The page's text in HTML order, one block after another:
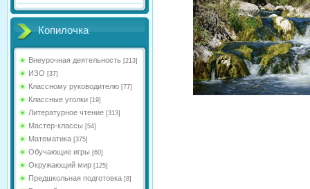
Копилочка
Внеурочная деятельность [213]
ИЗО [37]
Классному руководителю [77]
Классные уголки [19]
Литературное чтение [313]
Мастер-классы [54]
Математика [375]
Обучающие игры [60]
Окружающий мир [125]
Предшкольная подготовка [8]